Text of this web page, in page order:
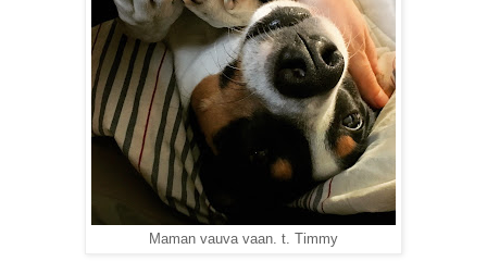
Maman vauva vaan. t. Timmy